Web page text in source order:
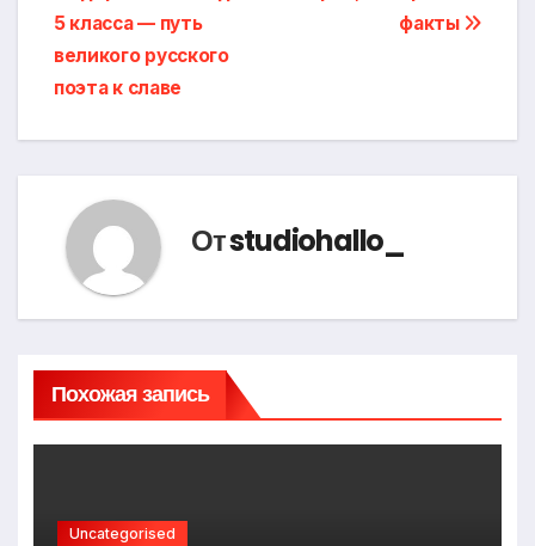
записям
факты
5 класса — путь
великого русского
поэта к славе
Отstudiohallo_
Похожая запись
Uncategorised